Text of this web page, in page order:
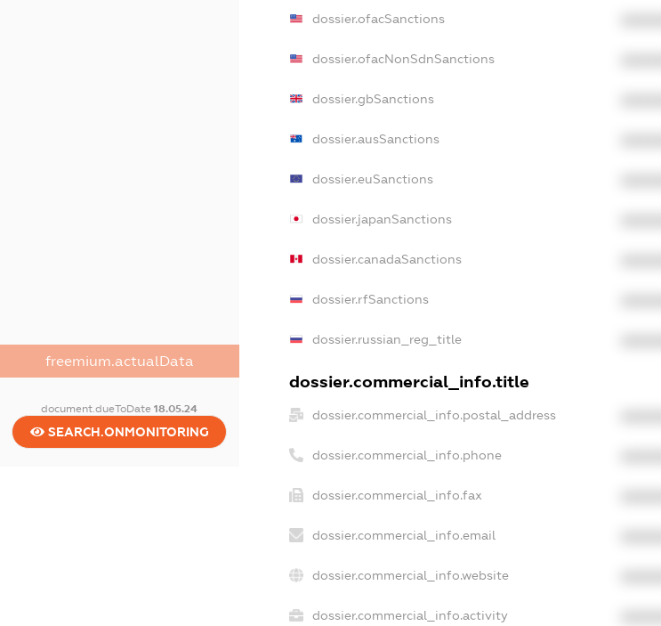
freemium.actualData
document.dueToDate18.05.24
SEARCH.ONMONITORING
dossier.ofacSanctions
dossier.ofacNonSdnSanctions
dossier.gbSanctions
dossier.ausSanctions
dossier.euSanctions
dossier.japanSanctions
dossier.canadaSanctions
dossier.rfSanctions
dossier.russian_reg_title
dossier.commercial_info.title
dossier.commercial_info.postal_address
dossier.commercial_info.phone
dossier.commercial_info.fax
dossier.commercial_info.email
dossier.commercial_info.website
dossier.commercial_info.activity